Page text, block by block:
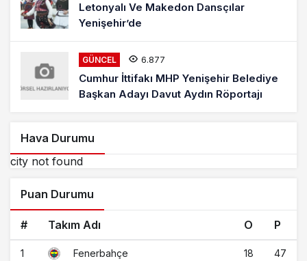
Letonyalı Ve Makedon Dansçılar
Yenişehir’de
GÜNCEL 6.877
Cumhur İttifakı MHP Yenişehir Belediye
Başkan Adayı Davut Aydın Röportajı
Hava Durumu
city not found
Puan Durumu
# Takım Adı O P
1 Fenerbahçe 18 47